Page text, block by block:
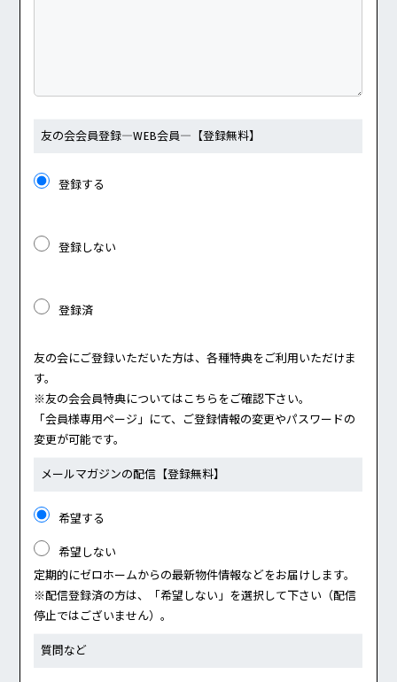
友の会会員登録―WEB会員― 【登録無料】
登録する
登録しない
登録済
友の会にご登録いただいた方は、各種特典をご利用いただけま
す。
※友の会会員特典については こちら をご確認下さい。
「会員様専用ページ」にて、ご登録情報の変更やパスワードの
変更が可能です。
メールマガジンの配信【登録無料】
希望する
希望しない
定期的にゼロホームからの最新物件情報などをお届けします。
※配信登録済の方は、「希望しない」を選択して下さい（配信
停止ではございません）。
質問など